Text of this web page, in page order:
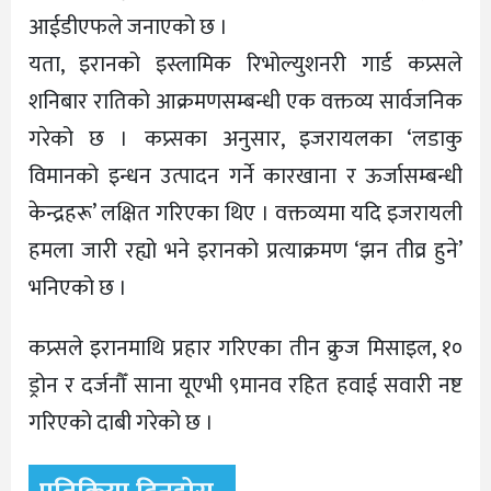
आईडीएफले जनाएको छ ।
यता, इरानको इस्लामिक रिभोल्युशनरी गार्ड कप्र्सले
शनिबार रातिको आक्रमणसम्बन्धी एक वक्तव्य सार्वजनिक
गरेको छ । कप्र्सका अनुसार, इजरायलका ‘लडाकु
विमानको इन्धन उत्पादन गर्ने कारखाना र ऊर्जासम्बन्धी
केन्द्रहरू’ लक्षित गरिएका थिए । वक्तव्यमा यदि इजरायली
हमला जारी रह्यो भने इरानको प्रत्याक्रमण ‘झन तीव्र हुने’
भनिएको छ ।
कप्र्सले इरानमाथि प्रहार गरिएका तीन क्रुज मिसाइल, १०
ड्रोन र दर्जनौँ साना यूएभी ९मानव रहित हवाई सवारी नष्ट
गरिएको दाबी गरेको छ ।